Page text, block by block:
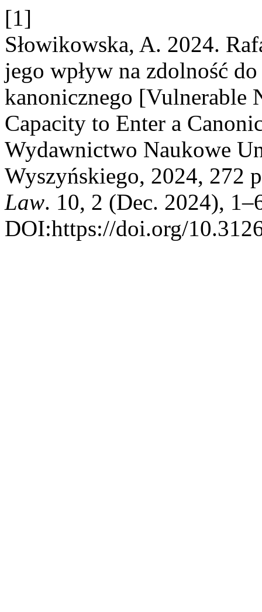
[1]
Słowikowska, A. 2024.
jego wpływ na zdolność do
kanonicznego [Vulnerable
Capacity to Enter a
Wydawnictwo Naukowe
Wyszyńskiego, 2024, 272
Law. 10, 2 (Dec. 2024),
DOI:https://doi.org/